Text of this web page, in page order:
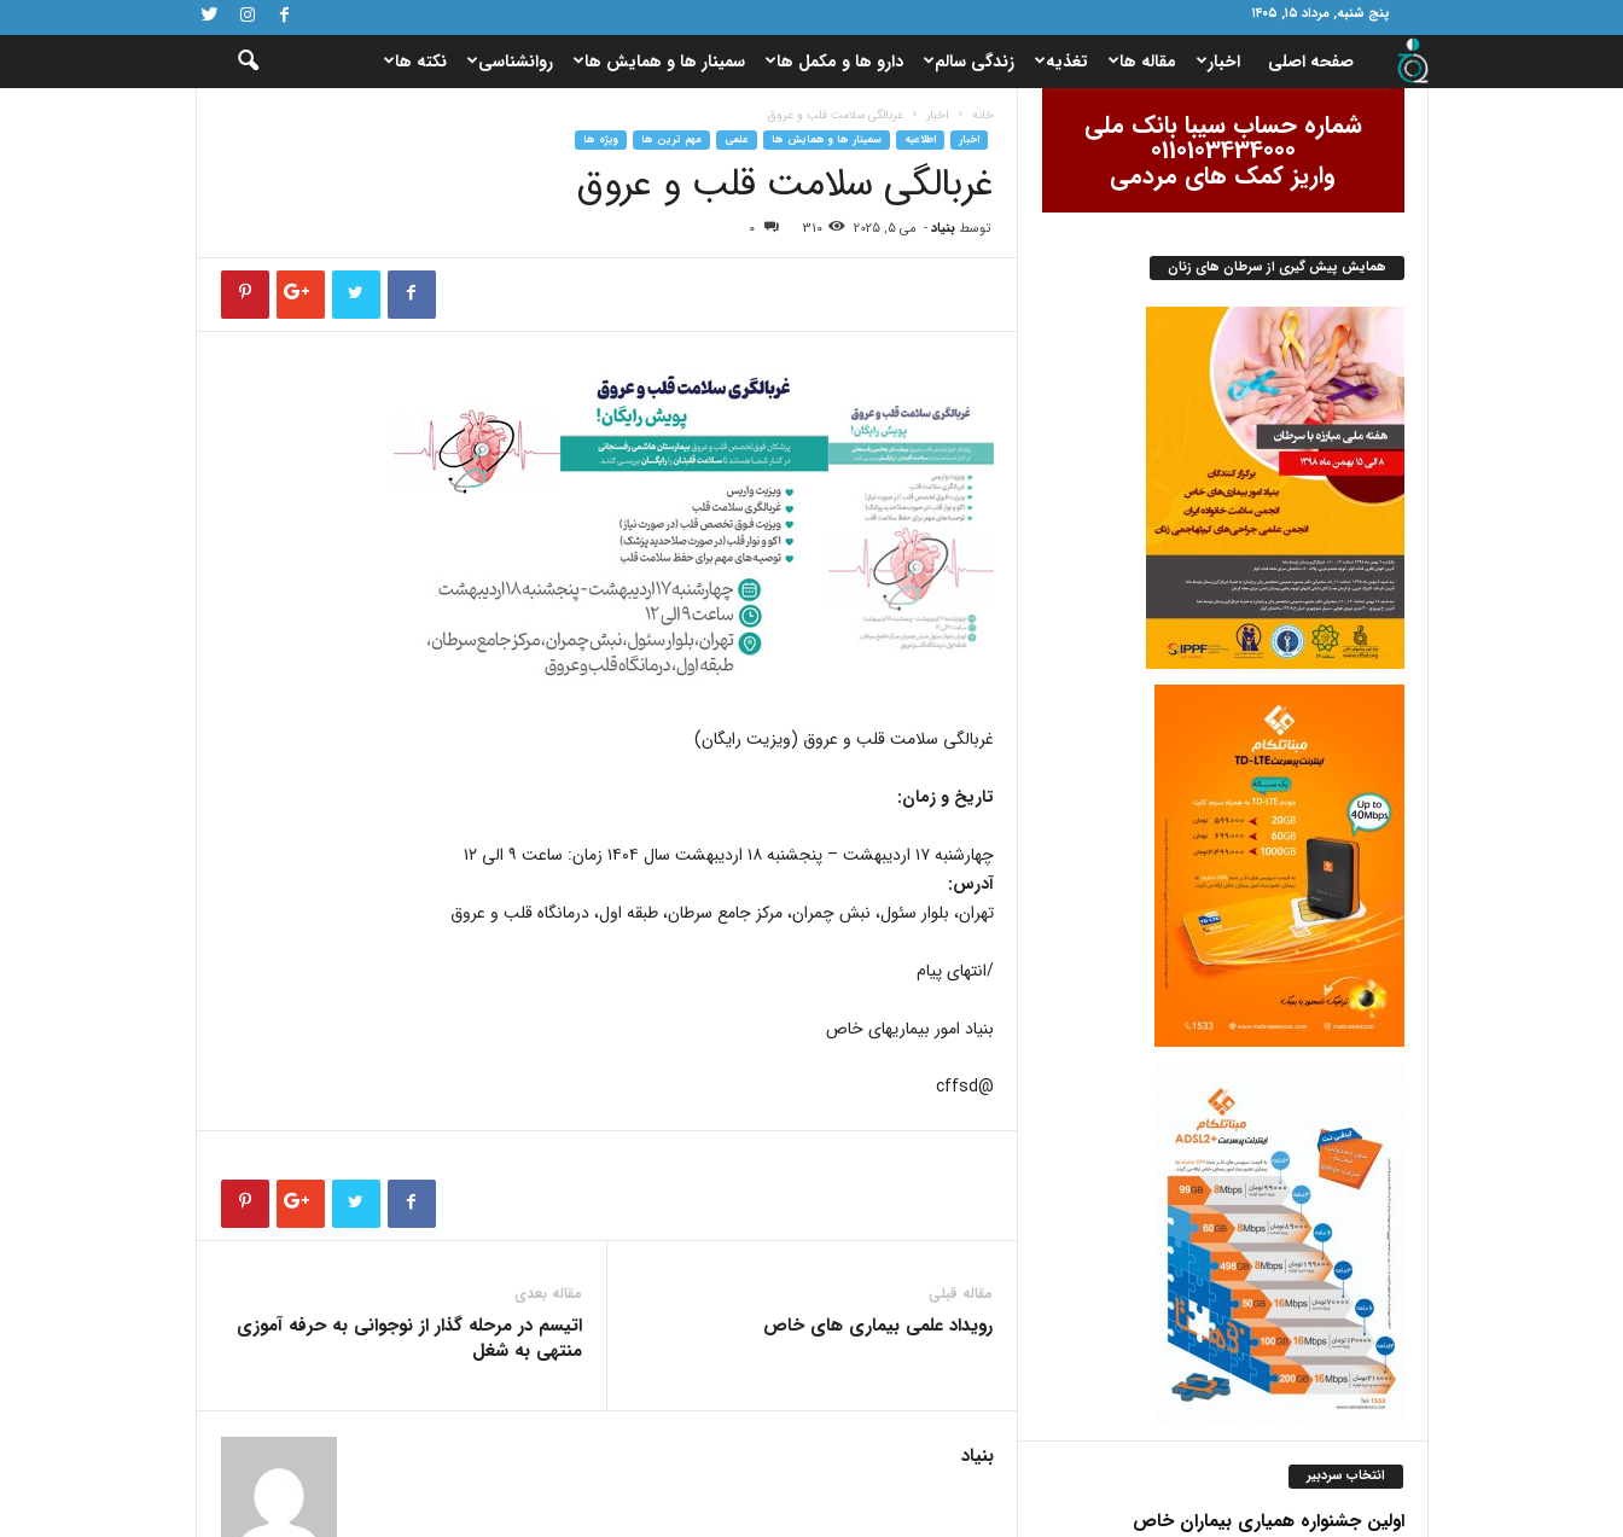
پنج شنبه, مرداد ۱۵, ۱۴۰۵
ا
د
م
و
ر
ی
م
ی
ا
خ
ص
صفحه اصلی اخبار مقاله ها تغذیه زندگی سالم دارو ها و مکمل ها سمینار ها و همایش ها روانشناسی نکته ها
خانه اخبار غربالگی سلامت قلب و عروق
اخبار اطلاعیه سمینار ها و همایش ها علمی مهم ترین ها ویژه ها
غربالگی سلامت قلب و عروق
توسط بنیاد- می 5, 2025 310
0
غربالگی سلامت قلب و عروق (ویزیت رایگان)
تاریخ و زمان:
چهارشنبه ۱۷ اردیبهشت – پنجشنبه ۱۸ اردیبهشت سال ۱۴۰۴ زمان: ساعت ۹ الی ۱۲
آدرس:
تهران، بلوار سئول، نبش چمران، مرکز جامع سرطان، طبقه اول، درمانگاه قلب و عروق
/انتهای پیام
بنیاد امور بیماریهای خاص
@cffsd
مقاله قبلی
رویداد علمی بیماری های خاص
مقاله بعدی
اتیسم در مرحله گذار از نوجوانی به حرفه آموزی
منتهی به شغل
بنیاد
شماره حساب سیبا بانک ملی
0110103434000
واریز کمک های مردمی
همایش پیش گیری از سرطان های زنان
انتخاب سردبیر
اولین جشنواره همیاری بیماران خاص